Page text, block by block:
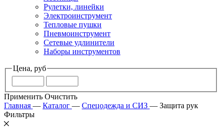
Рулетки, линейки
Электроинструмент
Тепловые пушки
Пневмоинструмент
Сетевые удлинители
Наборы инструментов
Цена, руб
Применить Очистить
Главная — Каталог — Спецодежда и СИЗ — Защита рук
Фильтры